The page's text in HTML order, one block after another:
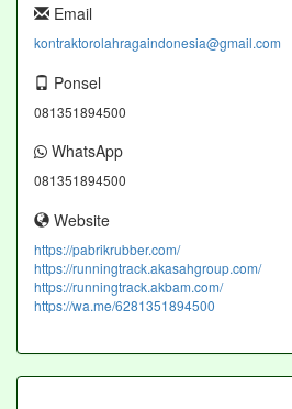
Email
kontraktorolahragaindonesia@gmail.com
Ponsel
081351894500
WhatsApp
081351894500
Website
https://pabrikrubber.com/
https://runningtrack.akasahgroup.com/
https://runningtrack.akbam.com/
https://wa.me/6281351894500